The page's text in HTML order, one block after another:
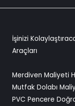
İşinizi
Araçları
Merdiven Maliyeti
Mutfak Dolabı
PVC Pencere